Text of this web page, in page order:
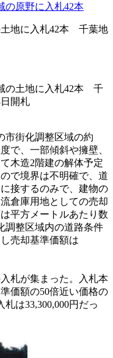
の原野に入札42本
の土地に入札42本 千
開札
市街化調整区域の約
で、一部傾斜や擁壁、
木造2階建の解体予定
で境界は不明確で、道
接するのみで、建物の
倉庫用地としての売却
平方メートルあたり数
調整区域内の道路条件
売却基準価額は
札が集まった。入札本
価額の50倍近い価格の
は33,300,000円だっ